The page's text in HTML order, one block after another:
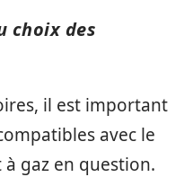
choix des
il est important
avec le
gaz en question.